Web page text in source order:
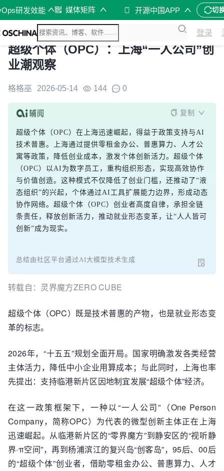
研发效能 媒体矩阵 开源中国APP 切
登录
超级个体（OPC）：上海“一人公司”创
业潮观察
格格巫 2026-05-14 144 0
复制
超级个体（OPC）在上海迅速崛起，得益于政策支持与AI
技术普惠。上海通过提供零租金办公、普惠算力、人才公
寓等政策，降低创业成本，激发个体创新活力。超级个体
（OPC）以AI为数字员工，重构组织形态，实现高效协作
与价值创造。这种模式不仅降低了创业门槛，还推动了“液
态组织”的兴起，个体通过AI工具扩展能力边界，形成动态
协作网络。超级个体（OPC）创业者高度自律，承担全链
条责任，释放创新活力，推动就业形态变革，让“人人皆可
创新”成为现实。
总结由社区平台通过AI大模型技术生成
转载自：灵界魔方ZERO CUBE
超级个体（OPC）既是技术普惠的产物，也是就业形态变
革的标志。
2026年，“十五五”规划全面开局。国家明确激发各类经营
主体活力，降低中小企业用算成本；与此同时，上海也率
先提出：支持临港新片区因地制宜发展“超级个体”经济。
在这一政策框架下，一种以“一人公司”（One Person
Company，简称OPC）为代表的微型创新主体正在上海
迅速崛起。从临港新片区的“零界魔方”到静安区的“视听静
界·π空间”，再到杨浦滨江的复兴岛“创客岛”，95后、00后
的“超级个体”创业者，借助零租金办公、普惠算力、人才